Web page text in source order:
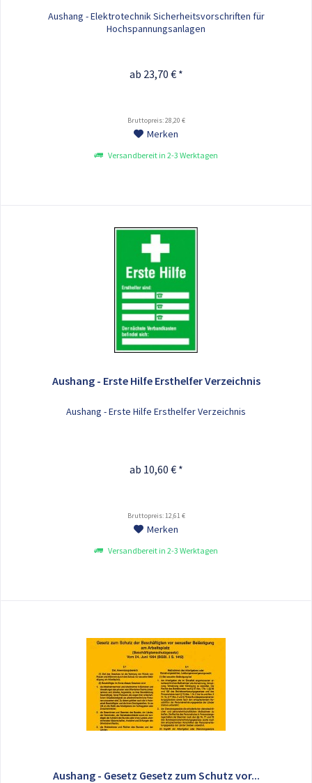
Aushang - Elektrotechnik Sicherheitsvorschriften für
Hochspannungsanlagen
ab 23,70 € *
Bruttopreis: 28,20 €
Merken
Versandbereit in 2-3 Werktagen
Aushang - Erste Hilfe Ersthelfer Verzeichnis
Aushang - Erste Hilfe Ersthelfer Verzeichnis
ab 10,60 € *
Bruttopreis: 12,61 €
Merken
Versandbereit in 2-3 Werktagen
Aushang - Gesetz Gesetz zum Schutz vor...